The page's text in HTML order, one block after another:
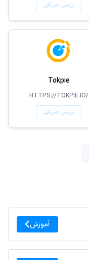
بررسی صرافی
Tokpie
HTTPS://TOKPIE.IO/
بررسی صرافی
آموزش